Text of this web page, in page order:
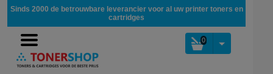
Sinds 2000 de betrouwbare leverancier voor al uw printer toners en
cartridges
0